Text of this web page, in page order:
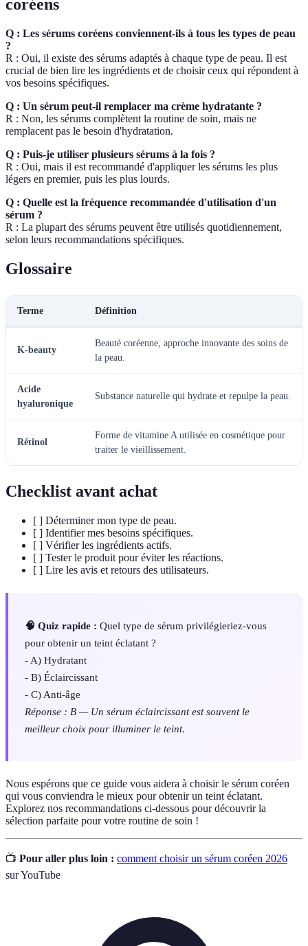
coréens
Q : Les sérums coréens conviennent-ils à tous les types de peau
?
R : Oui, il existe des sérums adaptés à chaque type de peau. Il est
crucial de bien lire les ingrédients et de choisir ceux qui répondent à
vos besoins spécifiques.
Q : Un sérum peut-il remplacer ma crème hydratante ?
R : Non, les sérums complètent la routine de soin, mais ne
remplacent pas le besoin d'hydratation.
Q : Puis-je utiliser plusieurs sérums à la fois ?
R : Oui, mais il est recommandé d'appliquer les sérums les plus
légers en premier, puis les plus lourds.
Q : Quelle est la fréquence recommandée d'utilisation d'un
sérum ?
R : La plupart des sérums peuvent être utilisés quotidiennement,
selon leurs recommandations spécifiques.
Glossaire
Terme Définition
K-beauty
Beauté coréenne, approche innovante des soins de
la peau.
Acide
hyaluronique
Substance naturelle qui hydrate et repulpe la peau.
Rétinol
Forme de vitamine A utilisée en cosmétique pour
traiter le vieillissement.
Checklist avant achat
[ ] Déterminer mon type de peau.
[ ] Identifier mes besoins spécifiques.
[ ] Vérifier les ingrédients actifs.
[ ] Tester le produit pour éviter les réactions.
[ ] Lire les avis et retours des utilisateurs.
🧠 Quiz rapide : Quel type de sérum privilégieriez-vous
pour obtenir un teint éclatant ?
- A) Hydratant
- B) Éclaircissant
- C) Anti-âge
Réponse : B — Un sérum éclaircissant est souvent le
meilleur choix pour illuminer le teint.
Nous espérons que ce guide vous aidera à choisir le sérum coréen
qui vous conviendra le mieux pour obtenir un teint éclatant.
Explorez nos recommandations ci-dessous pour découvrir la
sélection parfaite pour votre routine de soin !
📺 Pour aller plus loin : comment choisir un sérum coréen 2026
sur YouTube